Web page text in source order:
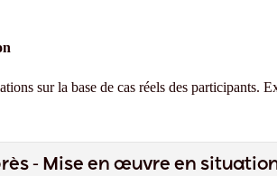
sur la base de cas réels des participants.
- Mise en œuvre en